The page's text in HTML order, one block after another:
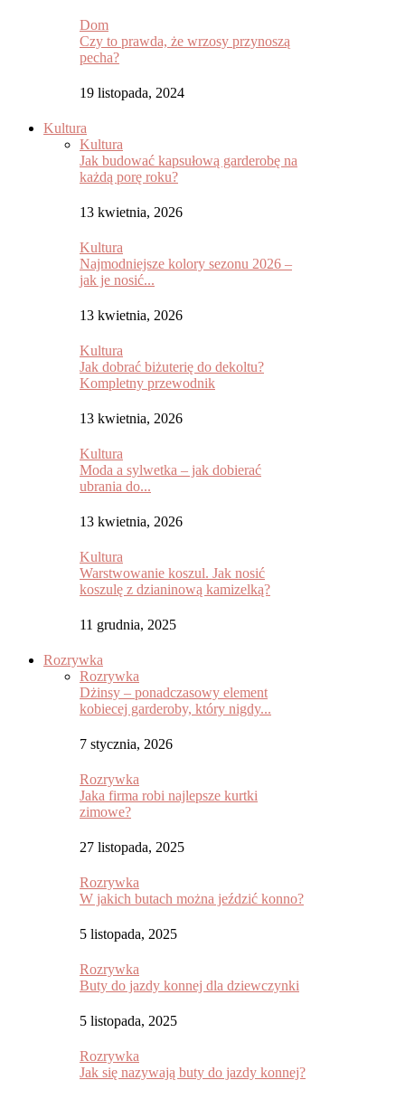
Dom
Czy to prawda, że wrzosy przynoszą
pecha?
19 listopada, 2024
Kultura
Kultura
Jak budować kapsułową garderobę na
każdą porę roku?
13 kwietnia, 2026
Kultura
Najmodniejsze kolory sezonu 2026 –
jak je nosić...
13 kwietnia, 2026
Kultura
Jak dobrać biżuterię do dekoltu?
Kompletny przewodnik
13 kwietnia, 2026
Kultura
Moda a sylwetka – jak dobierać
ubrania do...
13 kwietnia, 2026
Kultura
Warstwowanie koszul. Jak nosić
koszulę z dzianinową kamizelką?
11 grudnia, 2025
Rozrywka
Rozrywka
Dżinsy – ponadczasowy element
kobiecej garderoby, który nigdy...
7 stycznia, 2026
Rozrywka
Jaka firma robi najlepsze kurtki
zimowe?
27 listopada, 2025
Rozrywka
W jakich butach można jeździć konno?
5 listopada, 2025
Rozrywka
Buty do jazdy konnej dla dziewczynki
5 listopada, 2025
Rozrywka
Jak się nazywają buty do jazdy konnej?